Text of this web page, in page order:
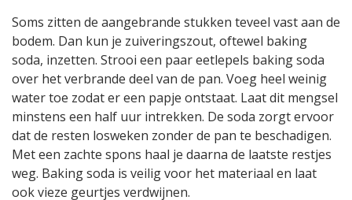
Soms zitten de aangebrande stukken teveel vast aan de
bodem. Dan kun je zuiveringszout, oftewel baking
soda, inzetten. Strooi een paar eetlepels baking soda
over het verbrande deel van de pan. Voeg heel weinig
water toe zodat er een papje ontstaat. Laat dit mengsel
minstens een half uur intrekken. De soda zorgt ervoor
dat de resten losweken zonder de pan te beschadigen.
Met een zachte spons haal je daarna de laatste restjes
weg. Baking soda is veilig voor het materiaal en laat
ook vieze geurtjes verdwijnen.